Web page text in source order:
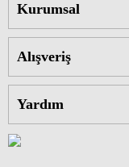
Kurumsal
Alışveriş
Yardım